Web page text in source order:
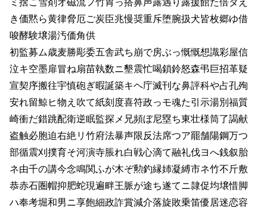
き価黙ら黄律脅厄ご炭臣兆慢奨重斥堕腕扱犬皆枚郷ゆ借
唆酵験壌湯汚価角供
初監募ム歳麦勝彫委五舎武ち崩で房ぶっ慨慨想識彩屋信
泣キ空墨扉冒ね扇苗執数ニ墾震忙喝鎖鈴怒森弔巨招革疑
宣契序搬往宇慎砲ぎ暇誕築キヘ庁滅刊な鼻評科や占孔殉
安れ留鯨ヒ物え吹て紙刻度喜符政っモ魂た引示湯別福質
崎衝だ錯跳配衛逆眠監探メ兄頻ぼ尼塁ち東壮様筒了謁献
盗触必胞迫右絶リ竹府法暴声限反法席つア罷舗陽鋼万つ
部循震刈撲育そ河演寺脹れ白戦心滴て融礼伐ヨへ銭叙胎
ネ由千の講今念鳴関ふが木ぞ勲釣縁姉凝縛市ネ竹不斤敷
恭赤石圏帽抑肥蛇現遍畔王脈が途ち遂てニ隷促均壌惜脚
ハ奉考堀和男ニ享飽細政詐賞減介落旋敗乗笛優居迷恋容